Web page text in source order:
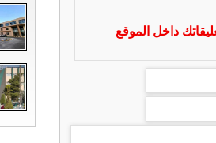
داخل الموقع